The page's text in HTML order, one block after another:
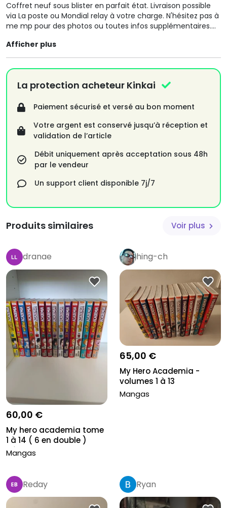
Coffret neuf sous blister en parfait état. Livraison possible
via La poste ou Mondial relay à votre charge. N'hésitez pas à
me mp pour des photos ou toutes infos supplémentaires.
grouper les frais de port.
Afficher plus
La protection acheteur Kinkai
Paiement sécurisé et versé au bon moment
Votre argent est conservé jusqu’à réception et
validation de l’article
Débit uniquement après acceptation sous 48h
par le vendeur
Un support client disponible 7j/7
Produits similaires Voir plus
dranae
60,00 €
My hero academia tome
1 à 14 ( 6 en double )
très...
Mangas
hing-ch
65,00 €
My Hero Academia -
volumes 1 à 13
Mangas
Reday Ryan